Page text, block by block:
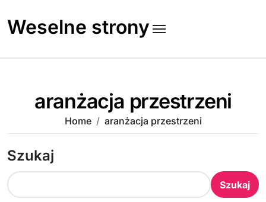
to
content
Weselne strony
aranżacja przestrzeni
Home aranżacja przestrzeni
Szukaj
Szukaj